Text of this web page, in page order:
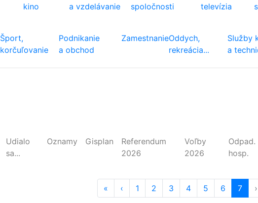
kino
a vzdelávanie
spoločnosti
televízia
Šport,
korčuľovanie
Podnikanie
a obchod
ZamestnanieOddych,
rekreácia...
Služby
a
Udialo
sa...
Oznamy Gisplan
Referendum
2026
Voľby
2026
Odpad.
hosp.
« prvá strana
‹ predošlá strana
strana
1 strana
2 strana
3 strana
4 strana
5 strana
6 strana
7 ›